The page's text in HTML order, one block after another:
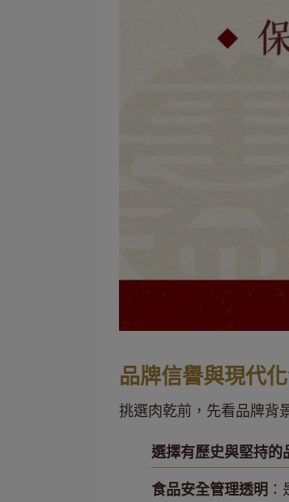
品牌信譽與現代
挑選肉乾前，先看品牌背
選擇有歷史與堅持的
食品安全管理透明